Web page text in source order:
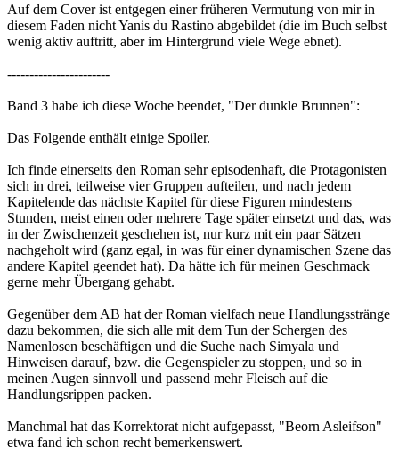
Auf dem Cover ist entgegen einer früheren Vermutung von mir in
diesem Faden nicht Yanis du Rastino abgebildet (die im Buch selbst
wenig aktiv auftritt, aber im Hintergrund viele Wege ebnet).
-----------------------
Band 3 habe ich diese Woche beendet, "Der dunkle Brunnen":
Das Folgende enthält einige Spoiler.
Ich finde einerseits den Roman sehr episodenhaft, die Protagonisten
sich in drei, teilweise vier Gruppen aufteilen, und nach jedem
Kapitelende das nächste Kapitel für diese Figuren mindestens
Stunden, meist einen oder mehrere Tage später einsetzt und das, was
in der Zwischenzeit geschehen ist, nur kurz mit ein paar Sätzen
nachgeholt wird (ganz egal, in was für einer dynamischen Szene das
andere Kapitel geendet hat). Da hätte ich für meinen Geschmack
gerne mehr Übergang gehabt.
Gegenüber dem AB hat der Roman vielfach neue Handlungsstränge
dazu bekommen, die sich alle mit dem Tun der Schergen des
Namenlosen beschäftigen und die Suche nach Simyala und
Hinweisen darauf, bzw. die Gegenspieler zu stoppen, und so in
meinen Augen sinnvoll und passend mehr Fleisch auf die
Handlungsrippen packen.
Manchmal hat das Korrektorat nicht aufgepasst, "Beorn Asleifson"
etwa fand ich schon recht bemerkenswert.